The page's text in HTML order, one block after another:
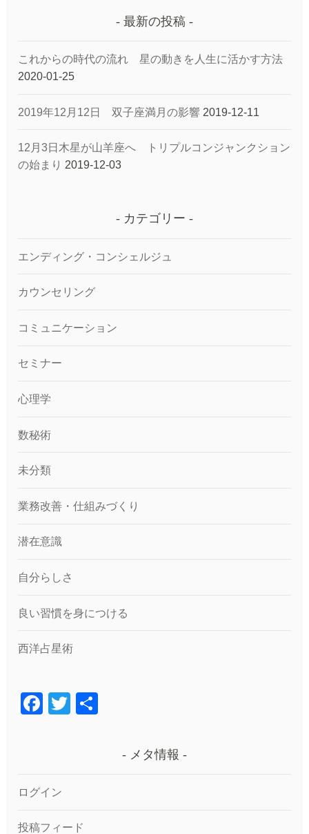
最新の投稿
これからの時代の流れ 星の動きを人生に活かす方法
2020-01-25
2019年12月12日 双子座満月の影響 2019-12-11
12月3日木星が山羊座へ トリプルコンジャンクション
の始まり 2019-12-03
カテゴリー
エンディング・コンシェルジュ
カウンセリング
コミュニケーション
セミナー
心理学
数秘術
未分類
業務改善・仕組みづくり
潜在意識
自分らしさ
良い習慣を身につける
西洋占星術
F
b
T
メタ情報
ログイン
投稿フィード